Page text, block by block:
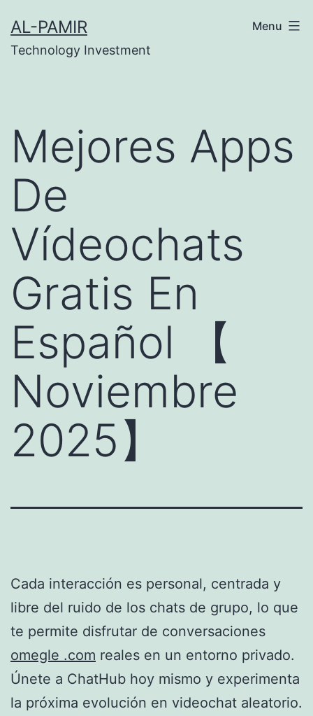
to
content
AL-PAMIR
Technology Investment
Menu
Mejores Apps
De
Vídeochats
Gratis En
Español 【
Noviembre
2025】
Cada interacción es personal, centrada y
libre del ruido de los chats de grupo, lo que
te permite disfrutar de conversaciones
omegle .com reales en un entorno privado.
Únete a ChatHub hoy mismo y experimenta
la próxima evolución en videochat aleatorio.